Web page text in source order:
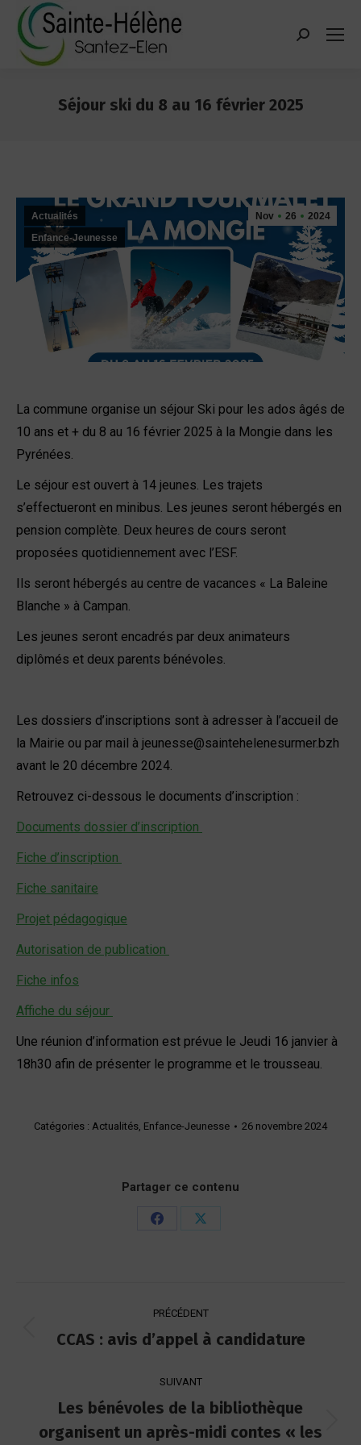
principal
Recherche
Séjour ski du 8 au 16 février 2025
Nov 26 2024
Actualités
Enfance-Jeunesse
La commune organise un séjour Ski pour les ados âgés de
10 ans et + du 8 au 16 février 2025 à la Mongie dans les
Pyrénées.
Le séjour est ouvert à 14 jeunes. Les trajets
s’effectueront en minibus. Les jeunes seront hébergés en
pension complète. Deux heures de cours seront
proposées quotidiennement avec l’ESF.
Ils seront hébergés au centre de vacances « La Baleine
Blanche » à Campan.
Les jeunes seront encadrés par deux animateurs
diplômés et deux parents bénévoles.
Les dossiers d’inscriptions sont à adresser à l’accueil de
la Mairie ou par mail à jeunesse@saintehelenesurmer.bzh
avant le 20 décembre 2024.
Retrouvez ci-dessous le documents d’inscription :
Documents dossier d’inscription
Fiche d’inscription
Fiche sanitaire
Projet pédagogique
Autorisation de publication
Fiche infos
Affiche du séjour
Une réunion d’information est prévue le Jeudi 16 janvier à
18h30 afin de présenter le programme et le trousseau.
Catégories : Actualités, Enfance-Jeunesse 26 novembre 2024
Partager ce contenu
Partager
article
PRÉCÉDENT
Article
:
CCAS : avis d’appel à candidature
SUIVANT
Article
Les bénévoles de la bibliothèque
organisent un après-midi contes « les